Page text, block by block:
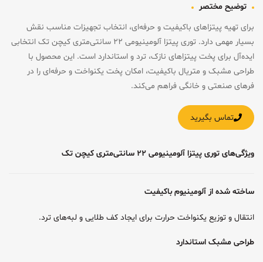
برای تهیه پیتزاهای باکیفیت و حرفه‌ای، انتخاب تجهیزات مناسب نقش
بسیار مهمی دارد. توری پیتزا آلومینیومی ۲۲ سانتی‌متری کیچن تک انتخابی
ایده‌آل برای پخت پیتزاهای نازک، ترد و استاندارد است. این محصول با
طراحی مشبک و متریال باکیفیت، امکان پخت یکنواخت و حرفه‌ای را در
فرهای صنعتی و خانگی فراهم می‌کند.
توضیح مختصر
تماس بگیرید
ویژگی‌های توری پیتزا آلومینیومی ۲۲ سانتی‌متری کیچن تک
ساخته شده از آلومینیوم باکیفیت
انتقال و توزیع یکنواخت حرارت برای ایجاد کف طلایی و لبه‌های ترد.
طراحی مشبک استاندارد